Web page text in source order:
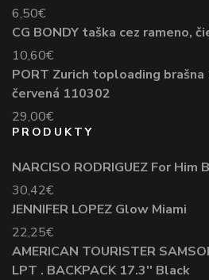
6,50€
CG BONDY taška cez rameno,
10,60€
PORT Zurich toploading brašna
červená 110302
29,00€
PRODUKTY
NARCISO RODRIGUEZ For
30,42€
JENNIFER LOPEZ Glow Miami
22,25€
AMERICAN TOURISTER
LPT . BACKPACK 17.3'' Black